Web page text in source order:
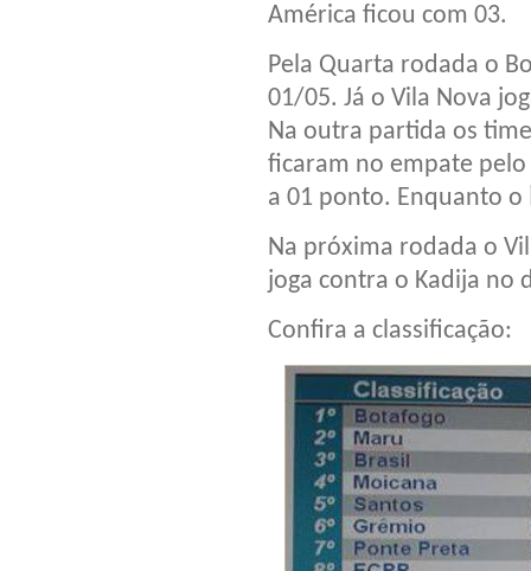
América ficou com 03.
Pela Quarta rodada o
01/05. Já o Vila Nova
Na outra partida os
ficaram no empate pelo
a 01 ponto. Enquanto o
Na próxima rodada o
joga contra o Kadija no
Confira a classificação: